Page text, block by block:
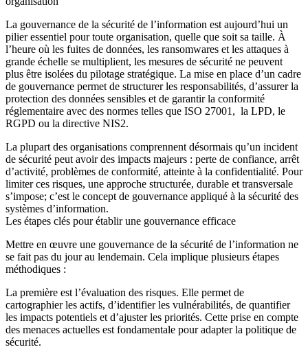
La gouvernance de la sécurité de l’information est aujourd’hui un
pilier essentiel pour toute organisation, quelle que soit sa taille. À
l’heure où les fuites de données, les ransomwares et les attaques à
grande échelle se multiplient, les mesures de sécurité ne peuvent
plus être isolées du pilotage stratégique. La mise en place d’un cadre
de gouvernance permet de structurer les responsabilités, d’assurer la
protection des données sensibles et de garantir la conformité
réglementaire avec des normes telles que ISO 27001, la LPD, le
RGPD ou la directive NIS2.
La plupart des organisations comprennent désormais qu’un incident
de sécurité peut avoir des impacts majeurs : perte de confiance, arrêt
d’activité, problèmes de conformité, atteinte à la confidentialité. Pour
limiter ces risques, une approche structurée, durable et transversale
s’impose; c’est le concept de gouvernance appliqué à la sécurité des
systèmes d’information.
Les étapes clés pour établir une gouvernance efficace
Mettre en œuvre une gouvernance de la sécurité de l’information ne
se fait pas du jour au lendemain. Cela implique plusieurs étapes
méthodiques :
La première est l’évaluation des risques. Elle permet de
cartographier les actifs, d’identifier les vulnérabilités, de quantifier
les impacts potentiels et d’ajuster les priorités. Cette prise en compte
des menaces actuelles est fondamentale pour adapter la politique de
sécurité.